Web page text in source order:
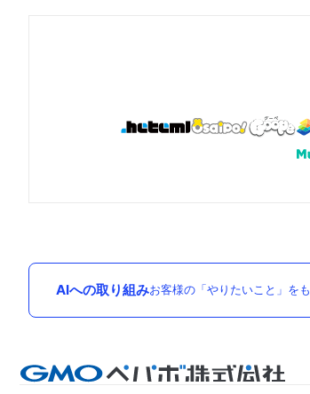
AIへの取り組みお客様の「やりたいこと」を